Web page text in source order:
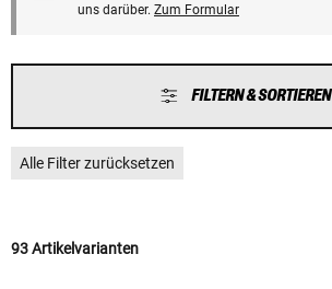
uns darüber. Zum Formular
FILTERN & SORTIEREN
Alle Filter zurücksetzen
93 Artikelvarianten